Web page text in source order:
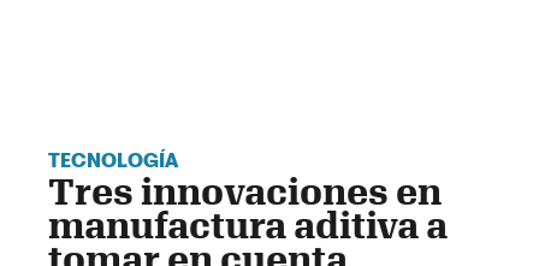
TECNOLOGÍA
Tres innovaciones en
manufactura aditiva a